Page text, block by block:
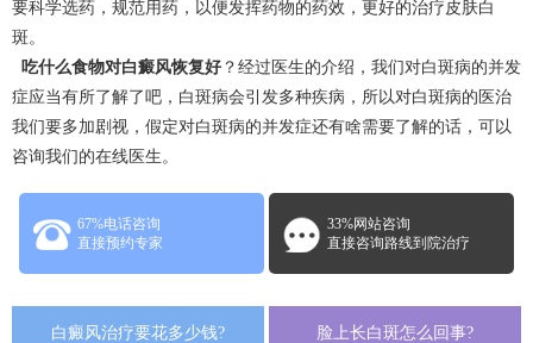
要科学选药，规范用药，以便发挥药物的药效，更好的治疗皮肤白
斑。
吃什么食物对白癜风恢复好 ？经过医生的介绍，我们对白斑病的并发
症应当有所了解了吧，白斑病会引发多种疾病，所以对白斑病的医治
我们要多加剧视，假定对白斑病的并发症还有啥需要了解的话，可以
咨询我们的在线医生。
67%电话咨询
直接预约专家
33%网站咨询
直接咨询路线到院治疗
白癜风治疗要花多少钱? 脸上长白斑怎么回事?